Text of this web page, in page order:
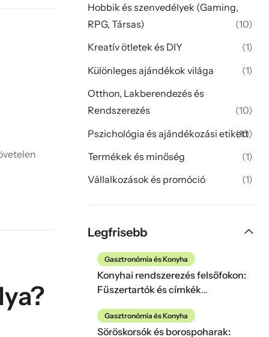
Hobbik és szenvedélyek (Gaming,
RPG, Társas)
(10)
Kreatív ötletek és DIY
(1)
Különleges ajándékok világa
(1)
Otthon, Lakberendezés és
Rendszerezés
(10)
Pszichológia és ajándékozási etikett
(10)
Termékek és minőség
(1)
Vállalkozások és promóció
(1)
Legfrisebb
Gasztronómia és Konyha
Konyhai rendszerezés felsőfokon:
Fűszertartók és címkék
Gasztronómia és Konyha
Söröskorsók és borospoharak: